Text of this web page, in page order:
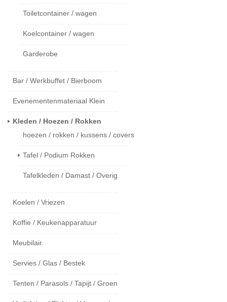
Toiletcontainer / wagen
Koelcontainer / wagen
Garderobe
Bar / Werkbuffet / Bierboom
Evenementenmateriaal Klein
Kleden / Hoezen / Rokken
hoezen / rokken / kussens / covers
Tafel / Podium Rokken
Tafelkleden / Damast / Overig
Koelen / Vriezen
Koffie / Keukenapparatuur
Meubilair
Servies / Glas / Bestek
Tenten / Parasols / Tapijt / Groen